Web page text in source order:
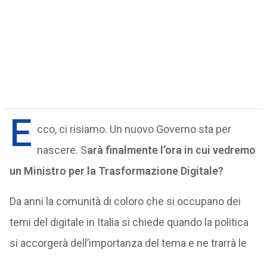
E cco, ci risiamo. Un nuovo Governo sta per
nascere. Sarà finalmente l’ora in cui vedremo
un Ministro per la Trasformazione Digitale?
Da anni la comunità di coloro che si occupano dei
temi del digitale in Italia si chiede quando la politica
si accorgerà dell’importanza del tema e ne trarrà le